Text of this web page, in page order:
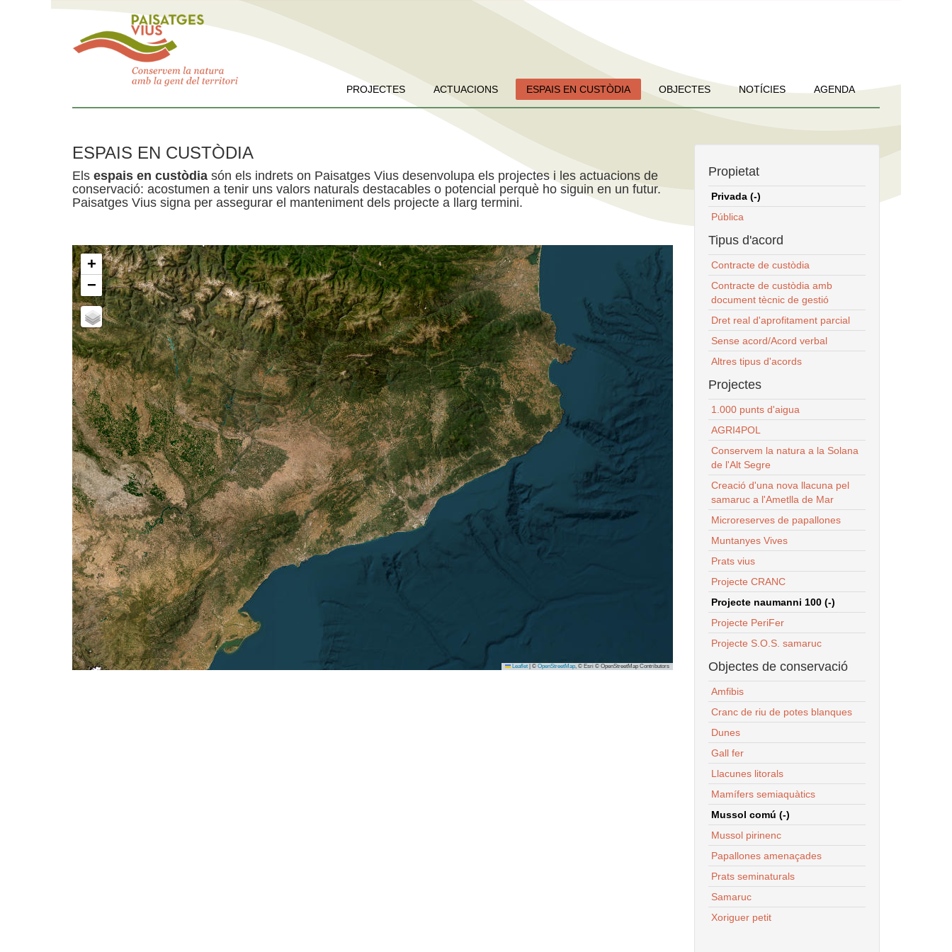
PROJECTES ACTUACIONS ESPAIS EN CUSTÒDIA OBJECTES NOTÍCIES AGENDA
ESPAIS EN CUSTÒDIA
Els espais en custòdia són els indrets on Paisatges Vius desenvolupa els projectes i les actuacions de
conservació: acostumen a tenir uns valors naturals destacables o potencial perquè ho siguin en un futur.
Paisatges Vius signa per assegurar el manteniment dels projecte a llarg termini.
+
−
Leaflet © OpenStreetMap, © Esri © OpenStreetMap Contributors
Propietat
Privada (-)
Pública
Tipus d'acord
Contracte de custòdia
Contracte de custòdia amb
document tècnic de gestió
Dret real d'aprofitament parcial
Sense acord/Acord verbal
Altres tipus d'acords
Projectes
1.000 punts d'aigua
AGRI4POL
Conservem la natura a la Solana
de l'Alt Segre
Creació d'una nova llacuna pel
samaruc a l'Ametlla de Mar
Microreserves de papallones
Muntanyes Vives
Prats vius
Projecte CRANC
Projecte naumanni 100 (-)
Projecte PeriFer
Projecte S.O.S. samaruc
Objectes de conservació
Amfibis
Cranc de riu de potes blanques
Dunes
Gall fer
Llacunes litorals
Mamífers semiaquàtics
Mussol comú (-)
Mussol pirinenc
Papallones amenaçades
Prats seminaturals
Samaruc
Xoriguer petit